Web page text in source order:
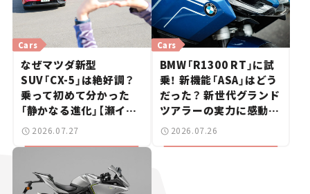
Cars
なぜマツダ新型
SUV「CX-5」は絶好調？
乗って初めて分かった
「静かなる進化」【瀬イオ
ナの試乗レビュー】
2026.07.27
Cars
BMW「R1300 RT」に試
乗！ 新機能「ASA」はどう
だった？ 新世代グランド
ツアラーの実力に感動
【試乗レビュー】
2026.07.26